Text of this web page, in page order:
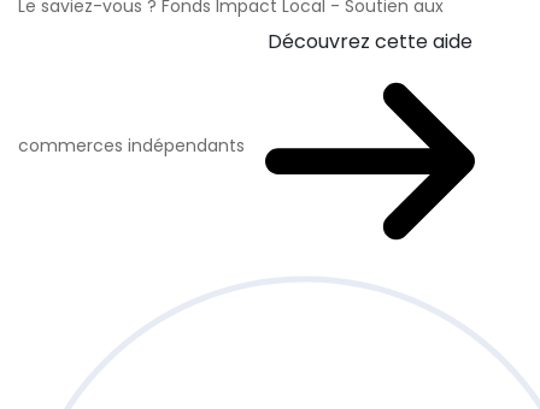
Le saviez-vous ? Fonds Impact Local - Soutien aux
commerces indépendants
Découvrez cette aide